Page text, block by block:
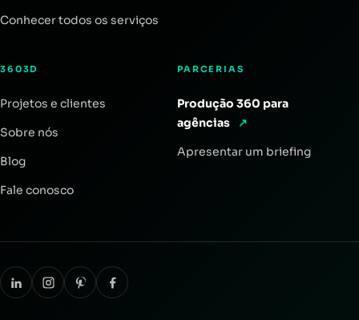
Conhecer todos os serviços
3603D
Projetos e clientes
Sobre nós
Blog
Fale conosco
PARCERIAS
Produção 360 para
agências
↗
Apresentar um briefing